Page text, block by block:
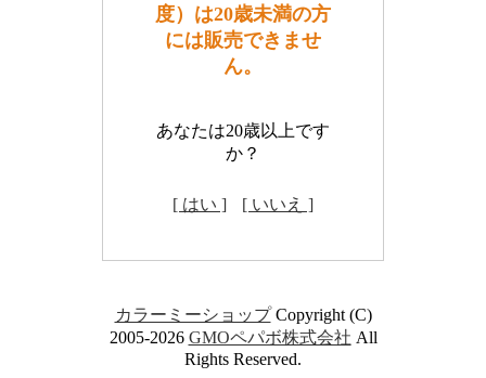
度）は20歳未満の方
には販売できませ
ん。
あなたは20歳以上です
か？
[ はい ] [ いいえ ]
カラーミーショップCopyright (C)
2005-2026 GMOペパボ株式会社 All
Rights Reserved.